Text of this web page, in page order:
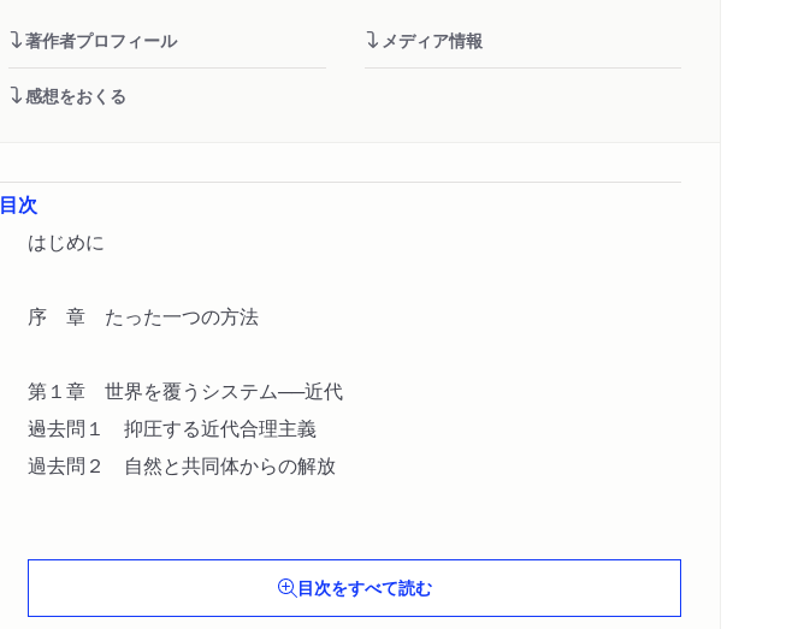
著作者プロフィール メディア情報
感想をおくる
目次
はじめに
序 章 たった一つの方法
第１章 世界を覆うシステム──近代
過去問１ 抑圧する近代合理主義
過去問２ 自然と共同体からの解放
過去問４ 子どもの発見と二項対立
目次をすべて読む